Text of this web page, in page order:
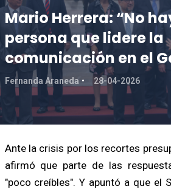
Mario Herrera: “No
persona que lidere la
comunicación en el
Fernanda Araneda 28-04-2026
Ante la crisis por los recortes
afirmó que parte de las
"poco creíbles". Y apuntó a que el